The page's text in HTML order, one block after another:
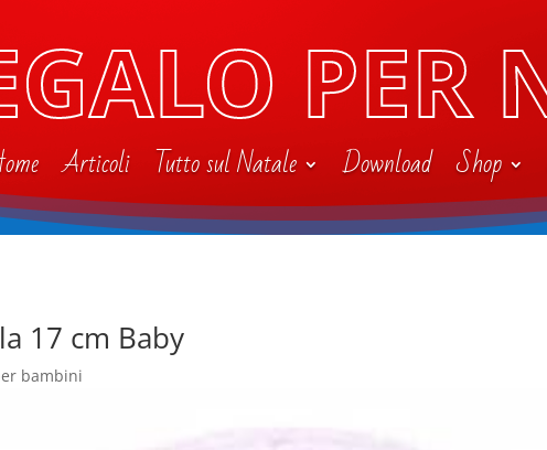
PER
Articoli Tutto sul Natale Download Shop
17 cm Baby
bambini